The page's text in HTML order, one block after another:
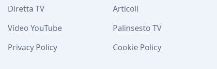
Diretta TV
Articoli
Video YouTube
Palinsesto TV
Privacy Policy
Cookie Policy